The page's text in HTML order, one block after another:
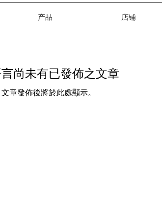
产品 店铺
尚未有已發佈之文章
文章發佈後將於此處顯示。